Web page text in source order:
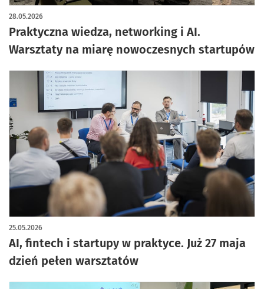
Praktyczna wiedza, networking i AI.
Warsztaty na miarę nowoczesnych startupów
28.05.2026
AI, fintech i startupy w praktyce. Już 27 maja
dzień pełen warsztatów
25.05.2026